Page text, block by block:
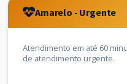
Amarelo - Urgente
Atendimento em até 60
de atendimento urgente.